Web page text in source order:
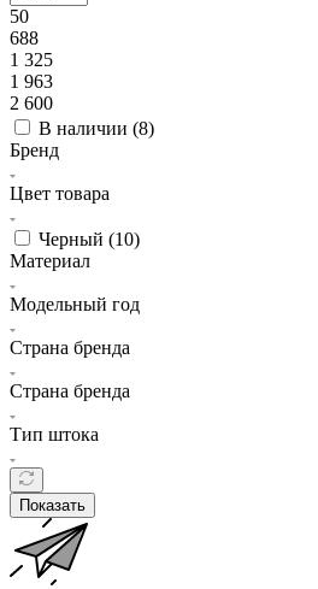
50
688
1 325
1 963
2 600
В наличии (8)
Бренд
Цвет товара
Черный (10)
Материал
Модельный год
Страна бренда
Страна бренда
Тип штока
Показать